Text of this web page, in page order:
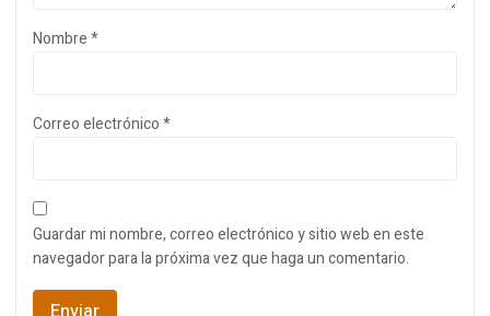
Nombre*
Correo electrónico*
Guardar mi nombre, correo electrónico y sitio web en este
navegador para la próxima vez que haga un comentario.